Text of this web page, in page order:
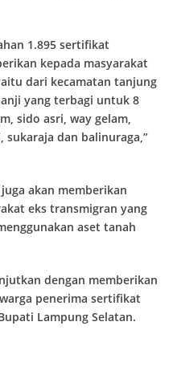
1.895 sertifikat
kepada masyarakat
dari kecamatan tanjung
yang terbagi untuk 8
sido asri, way gelam,
dan balinuraga,”
akan memberikan
eks transmigran yang
aset tanah
dengan memberikan
penerima sertifikat
Lampung Selatan.